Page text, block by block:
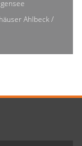
Ahlbeck /